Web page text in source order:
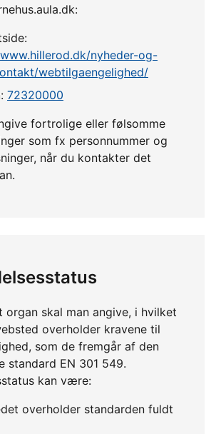
nyheder-og-
webtilgaengelighed/
72320000
fortrolige eller følsomme
som fx personnummer og
når du kontakter det
organ skal man angive, i hvilket
overholder kravene til
som de fremgår af den
standard EN 301 549.
kan være:
overholder standarden fuldt